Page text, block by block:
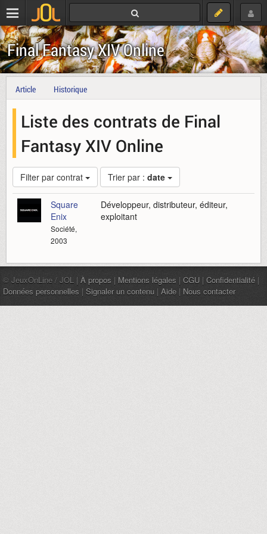
Final Fantasy XIV Online
Article Historique
Liste des contrats de Final
Fantasy XIV Online
Filter par contrat Trier par : date
Square
Enix
Société,
2003
Développeur, distributeur, éditeur,
exploitant
© JeuxOnLine / JOL | À propos | Mentions légales | CGU | Confidentialité |
Données personnelles | Signaler un contenu | Aide | Nous contacter